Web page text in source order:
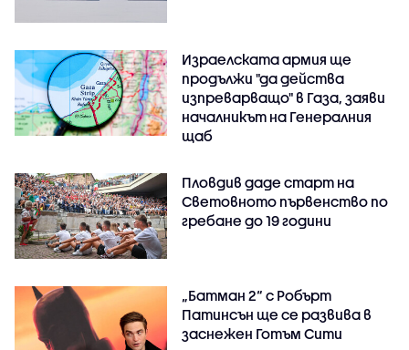
Израелската армия ще
продължи "да действа
изпреварващо" в Газа, заяви
началникът на Генералния
щаб
Пловдив даде старт на
Световното първенство по
гребане до 19 години
„Батман 2“ с Робърт
Патинсън ще се развива в
заснежен Готъм Сити